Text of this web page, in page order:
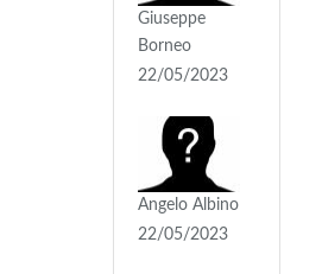
Giuseppe
Borneo
22/05/2023
Angelo Albino
22/05/2023